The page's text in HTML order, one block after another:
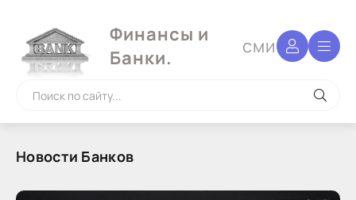
Финансы и
Банки.
сми
Новости Банков